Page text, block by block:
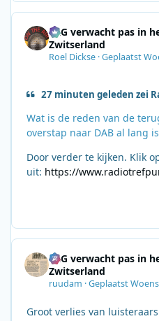
SRG verwacht pas in
Zwitserland
Roel Dickse ·Geplaatst
27 minuten geleden zei
Wat is de reden van de
overstap naar DAB al lang
Door verder te kijken. Klik
uit: https://
SRG verwacht pas in
Zwitserland
ruudam ·Geplaatst
Groot verlies van